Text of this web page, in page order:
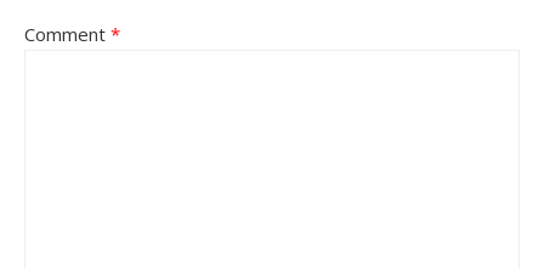
Comment *